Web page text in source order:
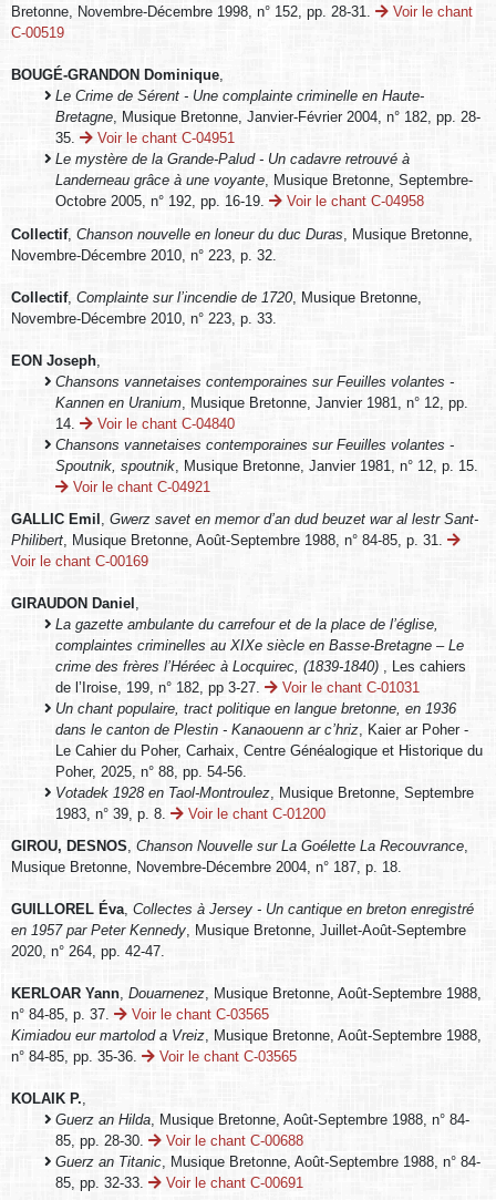
Bretonne, Novembre-Décembre 1998, n° 152, pp. 28-31.
Voir le chant
C-00519
BOUGÉ-GRANDON Dominique,
Le Crime de Sérent - Une complainte criminelle en Haute-
Bretagne, Musique Bretonne, Janvier-Février 2004, n° 182, pp. 28-
35.
Voir le chant C-04951
Le mystère de la Grande-Palud - Un cadavre retrouvé à
Landerneau grâce à une voyante, Musique Bretonne, Septembre-
Octobre 2005, n° 192, pp. 16-19.
Voir le chant C-04958
Collectif, Chanson nouvelle en loneur du duc Duras , Musique Bretonne,
Novembre-Décembre 2010, n° 223, p. 32.
Collectif, Complainte sur l’incendie de 1720, Musique Bretonne,
Novembre-Décembre 2010, n° 223, p. 33.
EON Joseph
Chansons vannetaises contemporaines sur Feuilles volantes -
Kannen en Uranium , Musique Bretonne, Janvier 1981, n° 12, pp.
14.
Voir le chant C-04840
Chansons vannetaises contemporaines sur Feuilles volantes -
Spoutnik, spoutnik , Musique Bretonne, Janvier 1981, n° 12, p. 15.
Voir le chant C-04921
GALLIC Emil Gwerz savet en memor d’an dud beuzet war al lestr Sant-
Philibert , Musique Bretonne, Août-Septembre 1988, n° 84-85, p. 31.
Voir le chant C-00169
GIRAUDON Daniel
La gazette ambulante du carrefour et de la place de l’église,
complaintes criminelles au XIXe siècle en Basse-Bretagne – Le
crime des frères l’Héréec à Locquirec, (1839-1840)
, Les cahiers
de l’Iroise, 199, n° 182, pp 3-27.
Voir le chant C-01031
Un chant populaire, tract politique en langue bretonne, en 1936
dans le canton de Plestin - Kanaouenn ar c’hriz , Kaier ar Poher -
Le Cahier du Poher, Carhaix, Centre Généalogique et Historique du
Poher, 2025, n° 88, pp. 54-56.
Votadek 1928 en Taol-Montroulez , Musique Bretonne, Septembre
1983, n° 39, p. 8.
Voir le chant C-01200
GIROU, DESNOS Chanson Nouvelle sur La Goélette La Recouvrance
Musique Bretonne, Novembre-Décembre 2004, n° 187, p. 18.
GUILLOREL Éva Collectes à Jersey - Un cantique en breton enregistré
en 1957 par Peter Kennedy , Musique Bretonne, Juillet-Août-Septembre
2020, n° 264, pp. 42-47.
KERLOAR Yann Douarnenez , Musique Bretonne, Août-Septembre 1988,
n° 84-85, p. 37.
Voir le chant C-03565
Kimiadou eur martolod a Vreiz , Musique Bretonne, Août-Septembre 1988,
n° 84-85, pp. 35-36.
Voir le chant C-03565
KOLAIK P.
Guerz an Hilda , Musique Bretonne, Août-Septembre 1988, n° 84-
85, pp. 28-30.
Voir le chant C-00688
Guerz an Titanic , Musique Bretonne, Août-Septembre 1988, n° 84-
85, pp. 32-33.
Voir le chant C-00691